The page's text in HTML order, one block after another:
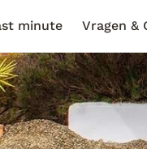
minute Vragen &